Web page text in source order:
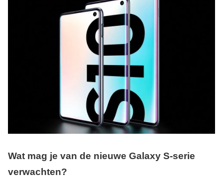
Wat mag je van de nieuwe Galaxy S-serie
verwachten?